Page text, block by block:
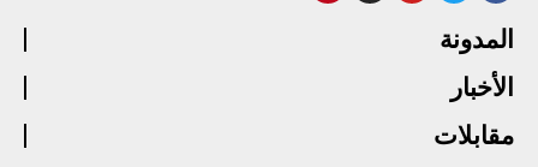
المدونة
الأخبار
مقابلات